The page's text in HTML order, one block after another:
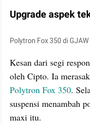
Upgrade aspek
Polytron Fox 350 di
Kesan dari segi
Polytron Fox 350.
suspensi menambah
maxi itu.